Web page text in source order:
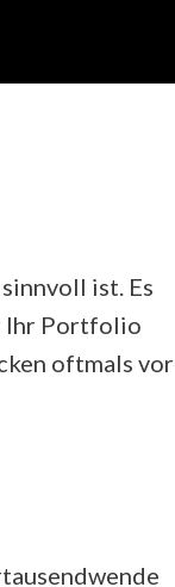
ist. Es
Ihr Portfolio
oftmals vor